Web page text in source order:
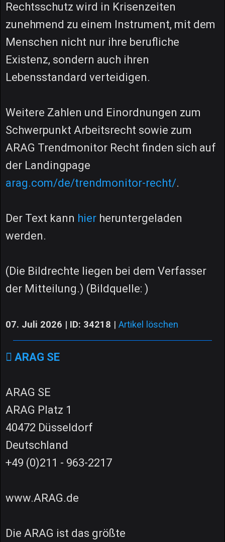
Rechtsschutz wird in Krisenzeiten
zunehmend zu einem Instrument, mit dem
Menschen nicht nur ihre berufliche
Existenz, sondern auch ihren
Lebensstandard verteidigen.
Weitere Zahlen und Einordnungen zum
Schwerpunkt Arbeitsrecht sowie zum
ARAG Trendmonitor Recht finden sich auf
der Landingpage
arag.com/de/trendmonitor-recht/.
Der Text kann hier heruntergeladen
werden.
(Die Bildrechte liegen bei dem Verfasser
der Mitteilung.) (Bildquelle: )
07. Juli 2026 | ID: 34218 | Artikel löschen
ARAG SE
ARAG SE
ARAG Platz 1
40472 Düsseldorf
Deutschland
+49 (0)211 - 963-2217
www.ARAG.de
Die ARAG ist das größte